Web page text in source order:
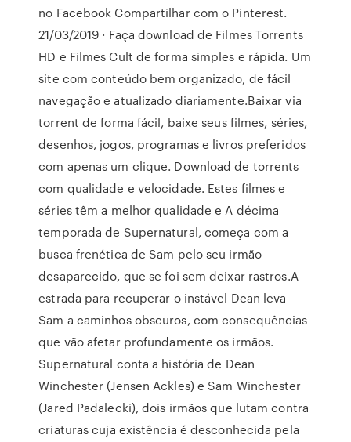
no Facebook Compartilhar com o Pinterest.
21/03/2019 · Faça download de Filmes Torrents
HD e Filmes Cult de forma simples e rápida. Um
site com conteúdo bem organizado, de fácil
navegação e atualizado diariamente.Baixar via
torrent de forma fácil, baixe seus filmes, séries,
desenhos, jogos, programas e livros preferidos
com apenas um clique. Download de torrents
com qualidade e velocidade. Estes filmes e
séries têm a melhor qualidade e A décima
temporada de Supernatural, começa com a
busca frenética de Sam pelo seu irmão
desaparecido, que se foi sem deixar rastros.A
estrada para recuperar o instável Dean leva
Sam a caminhos obscuros, com consequências
que vão afetar profundamente os irmãos.
Supernatural conta a história de Dean
Winchester (Jensen Ackles) e Sam Winchester
(Jared Padalecki), dois irmãos que lutam contra
criaturas cuja existência é desconhecida pela